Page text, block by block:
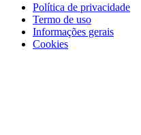
Política de privacidade
Termo de uso
Informações gerais
Cookies